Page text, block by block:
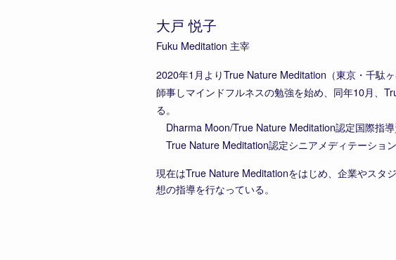
大戸 悦子
Fuku Meditation 主宰
2020年1月よりTrue Nature Meditation（東京・千駄
師事しマインドフルネスの勉強を始め、同年10月、
る。
Dharma Moon/True Nature Meditation認定国際指
True Nature Meditation認定シニアメディテーショ
現在はTrue Nature Meditationをはじめ、企業やスタ
想の指導を行なっている。